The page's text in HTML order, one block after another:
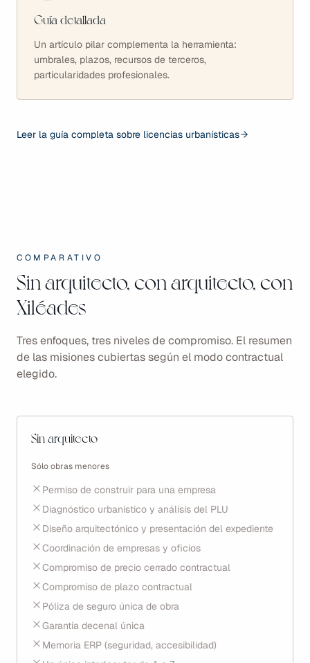
Guía detallada
Un artículo pilar complementa la herramienta:
umbrales, plazos, recursos de terceros,
particularidades profesionales.
Leer la guía completa sobre licencias urbanísticas
COMPARATIVO
Sin arquitecto, con arquitecto, con
Xiléades
Tres enfoques, tres niveles de compromiso. El resumen
de las misiones cubiertas según el modo contractual
elegido.
Sin arquitecto
Sólo obras menores
Permiso de construir para una empresa
Diagnóstico urbanístico y análisis del PLU
Diseño arquitectónico y presentación del expediente
Coordinación de empresas y oficios
Compromiso de precio cerrado contractual
Compromiso de plazo contractual
Póliza de seguro única de obra
Garantía decenal única
Memoria ERP (seguridad, accesibilidad)